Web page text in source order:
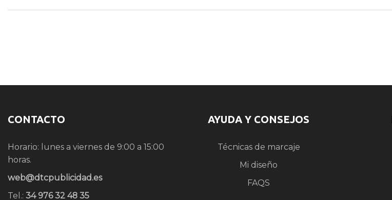
CONTACTO
Horario: lunes a viernes de 9:00 a 15:00
horas.
web@dtcpublicidad.es
Tel.: 34 976 32 48 35
AYUDA Y CONSEJOS
Técnicas de marcaje
Mi diseño
FAQS